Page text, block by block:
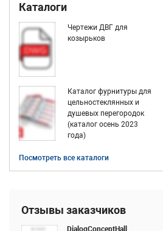
Каталоги
Чертежи ДВГ для
козырьков
Каталог фурнитуры для
цельностеклянных и
душевых перегородок
(каталог осень 2023
года)
Посмотреть все каталоги
Отзывы заказчиков
DialogConceptHall